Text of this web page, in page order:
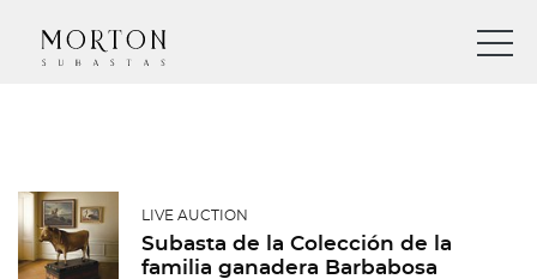
LIVE AUCTION
Subasta de la Colección de la
familia ganadera Barbabosa